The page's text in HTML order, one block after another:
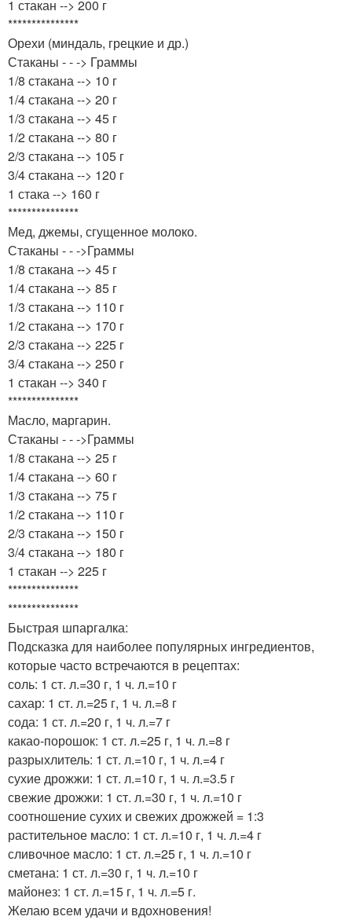
1 стакан --> 200 г
***************
Орехи (миндаль, грецкие и др.)
Стаканы - - -> Граммы
1/8 стакана --> 10 г
1/4 стакана --> 20 г
1/3 стакана --> 45 г
1/2 стакана --> 80 г
2/3 стакана --> 105 г
3/4 стакана --> 120 г
1 стака --> 160 г
***************
Мед, джемы, сгущенное молоко.
Стаканы - - ->Граммы
1/8 стакана --> 45 г
1/4 стакана --> 85 г
1/3 стакана --> 110 г
1/2 стакана --> 170 г
2/3 стакана --> 225 г
3/4 стакана --> 250 г
1 стакан --> 340 г
***************
Масло, маргарин.
Стаканы - - ->Граммы
1/8 стакана --> 25 г
1/4 стакана --> 60 г
1/3 стакана --> 75 г
1/2 стакана --> 110 г
2/3 стакана --> 150 г
3/4 стакана --> 180 г
1 стакан --> 225 г
***************
***************
Быстрая шпаргалка:
Подсказка для наиболее популярных ингредиентов,
которые часто встречаются в рецептах:
соль: 1 ст. л.=30 г, 1 ч. л.=10 г
сахар: 1 ст. л.=25 г, 1 ч. л.=8 г
сода: 1 ст. л.=20 г, 1 ч. л.=7 г
какао-порошок: 1 ст. л.=25 г, 1 ч. л.=8 г
разрыхлитель: 1 ст. л.=10 г, 1 ч. л.=4 г
сухие дрожжи: 1 ст. л.=10 г, 1 ч. л.=3.5 г
свежие дрожжи: 1 ст. л.=30 г, 1 ч. л.=10 г
соотношение сухих и свежих дрожжей = 1:3
растительное масло: 1 ст. л.=10 г, 1 ч. л.=4 г
сливочное масло: 1 ст. л.=25 г, 1 ч. л.=10 г
сметана: 1 ст. л.=30 г, 1 ч. л.=10 г
майонез: 1 ст. л.=15 г, 1 ч. л.=5 г.
Желаю всем удачи и вдохновения!